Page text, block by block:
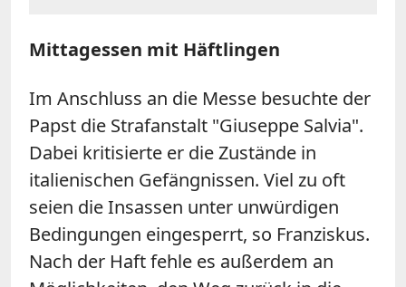
Mittagessen mit Häftlingen
Im Anschluss an die Messe besuchte der
Papst die Strafanstalt "Giuseppe Salvia".
Dabei kritisierte er die Zustände in
italienischen Gefängnissen. Viel zu oft
seien die Insassen unter unwürdigen
Bedingungen eingesperrt, so Franziskus.
Nach der Haft fehle es außerdem an